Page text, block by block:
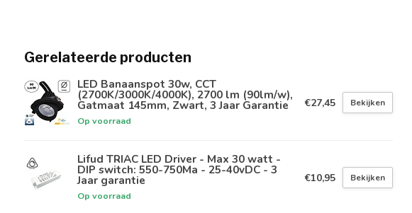
Gerelateerde producten
LED Banaanspot 30w, CCT
(2700K/3000K/4000K), 2700 lm (90lm/w),
Gatmaat 145mm, Zwart, 3 Jaar Garantie
Op voorraad
€27,45 Bekijken
Lifud TRIAC LED Driver - Max 30 watt -
DIP switch: 550-750Ma - 25-40vDC - 3
Jaar garantie
Op voorraad
€10,95 Bekijken